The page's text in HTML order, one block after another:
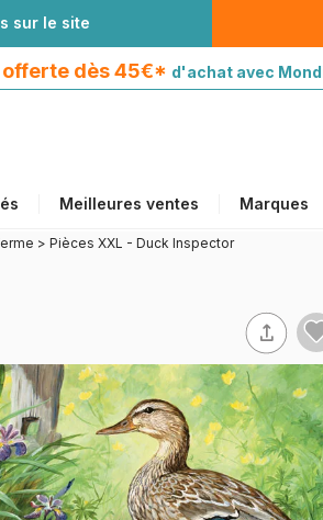
sur le site
offerte dès 45€* d'achat avec
Meilleures ventes Marques
Relay
> Pièces XXL - Duck Inspector